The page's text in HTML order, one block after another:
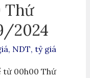
Thứ
2024
, NDT,tỷ giá
từ 00h00 Thứ